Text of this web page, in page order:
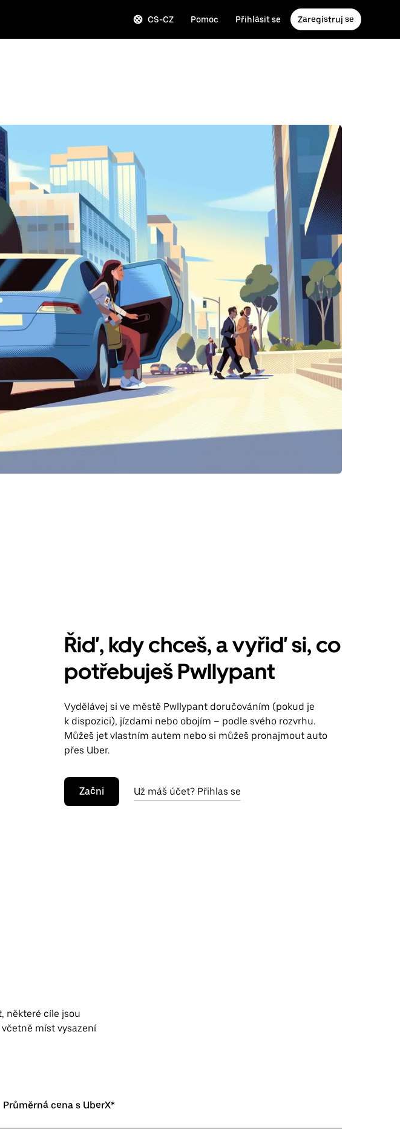
CS-CZ Pomoc Přihlásit se Zaregistruj se
Řiď, kdy chceš, a vyřiď si, co
potřebuješ Pwllypant
Vydělávej si ve městě Pwllypant doručováním (pokud je
k dispozici), jízdami nebo obojím – podle svého rozvrhu.
Můžeš jet vlastním autem nebo si můžeš pronajmout auto
přes Uber.
Začni Už máš účet? Přihlas se
některé cíle jsou
míst vysazení
Průměrná cena s UberX*